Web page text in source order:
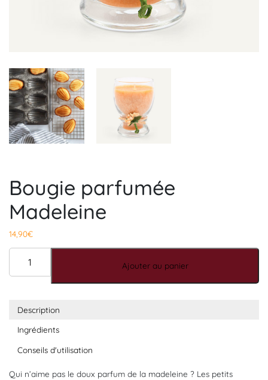
Bougie parfumée
Madeleine
14,90€
quantité de Bougie parfumée Madeleine
Ajouter au panier
Description
Ingrédients
Conseils d'utilisation
Qui n’aime pas le doux parfum de la madeleine ? Les petits